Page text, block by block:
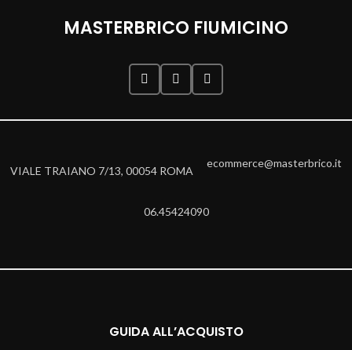
MASTERBRICO FIUMICINO
VIALE TRAIANO 7/13, 00054 ROMA
ecommerce@masterbrico.it
06.45424090
GUIDA ALL’ACQUISTO